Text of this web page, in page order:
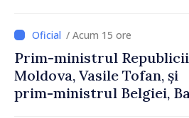
/ Acum 15 ore
Prim-ministrul Republicii
Moldova, Vasile Tofan, și
prim-ministrul Belgiei,